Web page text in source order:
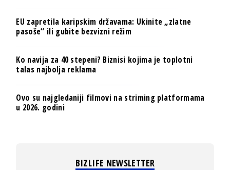
EU zapretila karipskim državama: Ukinite „zlatne
pasoše“ ili gubite bezvizni režim
Ko navija za 40 stepeni? Biznisi kojima je toplotni
talas najbolja reklama
Ovo su najgledaniji filmovi na striming platformama
u 2026. godini
BIZLIFE NEWSLETTER